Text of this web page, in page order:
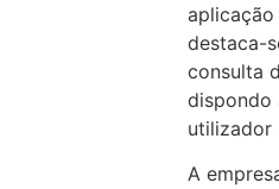
destaca-
consulta
dispondo
utilizador
A